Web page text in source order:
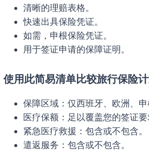
清晰的理赔表格。
快速出具保险凭证。
如需，申根保险凭证。
用于签证申请的保障证明。
使用此简易清单比较旅行保险计
保障区域：仅西班牙、欧洲、申
医疗保额：足以覆盖您的签证要
紧急医疗救援：包含或不包含。
遣返服务：包含或不包含。